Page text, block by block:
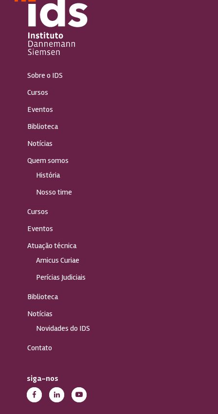
Sobre o IDS
Cursos
Eventos
Biblioteca
Notícias
Quem somos
História
Nosso time
Cursos
Eventos
Atuação técnica
Amicus Curiae
Perícias Judiciais
Biblioteca
Notícias
Novidades do IDS
Contato
siga-nos